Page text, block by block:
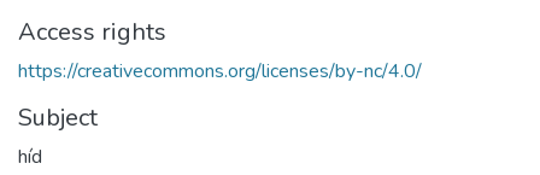
Access rights
https://creativecommons.org/licenses/by-nc/4.0/
Subject
híd